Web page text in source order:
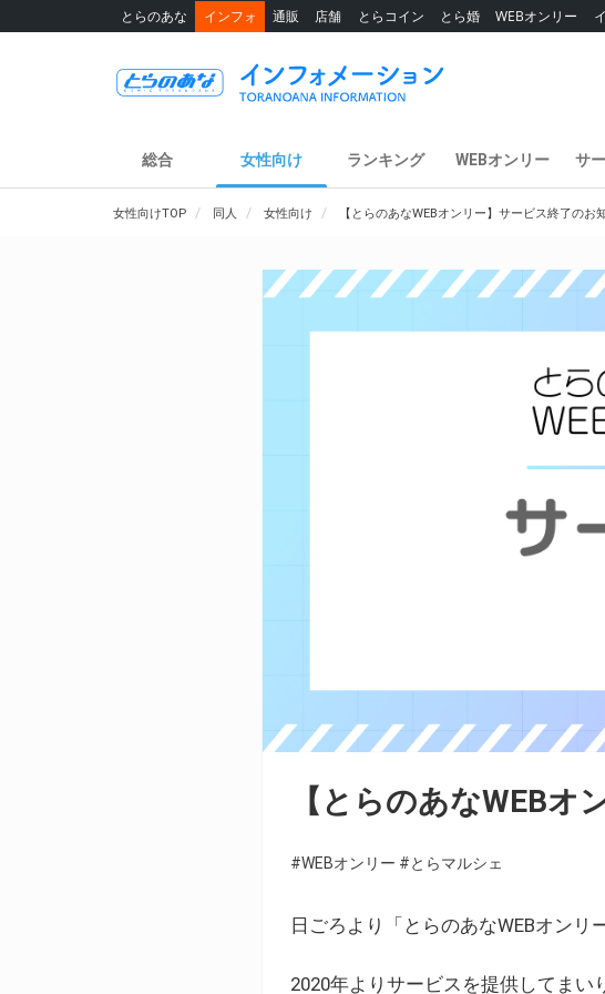
とらのあな インフォ 通販 店舗 とらコイン とら婚 WEBオンリー
総合 女性向け ランキング WEBオンリー サ
女性向けTOP 同人 女性向け 【とらのあなWEBオンリー】サービス終了のお
【とらのあなWEB
#WEBオンリー #とらマルシェ
日ごろより「とらのあなWEBオンリ
2020年よりサービスを提供してまい